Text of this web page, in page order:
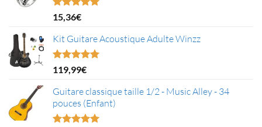
Note5.00
sur 5
15,36€
Kit Guitare Acoustique Adulte Winzz
Note5.00
sur 5
119,99€
Guitare classique taille 1/2 - Music Alley - 34
pouces (Enfant)